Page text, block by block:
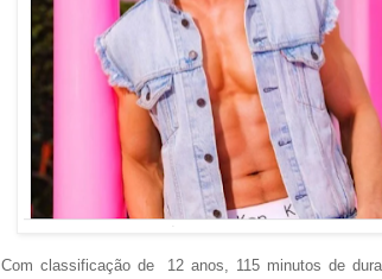
Com classificação de 12 anos, 115 minutos de